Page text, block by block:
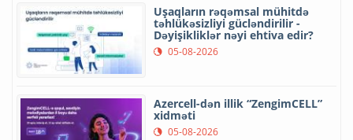
Uşaqların rəqəmsal mühitdə
təhlükəsizliyi gücləndirilir -
Dəyişikliklər nəyi ehtiva edir?
05-08-2026
Azercell-dən illik “ZengimCELL”
xidməti
05-08-2026